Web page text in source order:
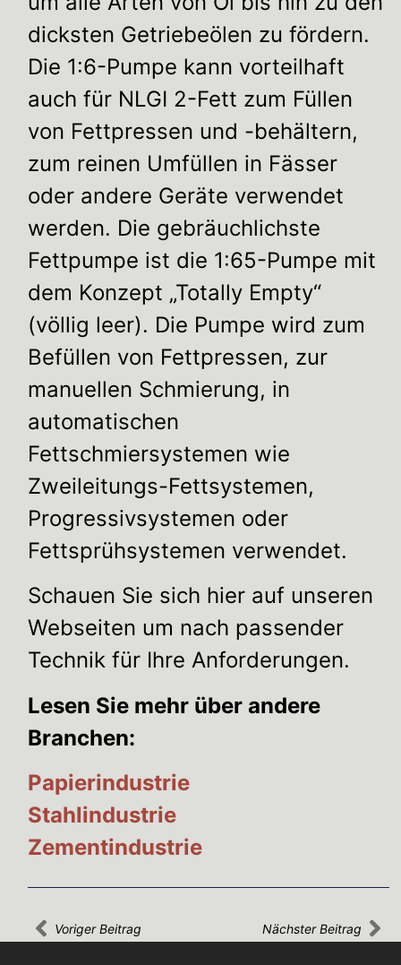
dicksten Getriebeölen zu fördern.
Die 1:6-Pumpe kann vorteilhaft
auch für NLGI 2-Fett zum Füllen
von Fettpressen und -behältern,
zum reinen Umfüllen in Fässer
oder andere Geräte verwendet
werden. Die gebräuchlichste
Fettpumpe ist die 1:65-Pumpe mit
dem Konzept „Totally Empty“
(völlig leer). Die Pumpe wird zum
Befüllen von Fettpressen, zur
manuellen Schmierung, in
automatischen
Fettschmiersystemen wie
Zweileitungs-Fettsystemen,
Progressivsystemen oder
Fettsprühsystemen verwendet.
Schauen Sie sich hier auf unseren
Webseiten um nach passender
Technik für Ihre Anforderungen.
Lesen Sie mehr über andere
Branchen:
Papierindustrie
Stahlindustrie
Zementindustrie
Voriger Beitrag Nächster Beitrag